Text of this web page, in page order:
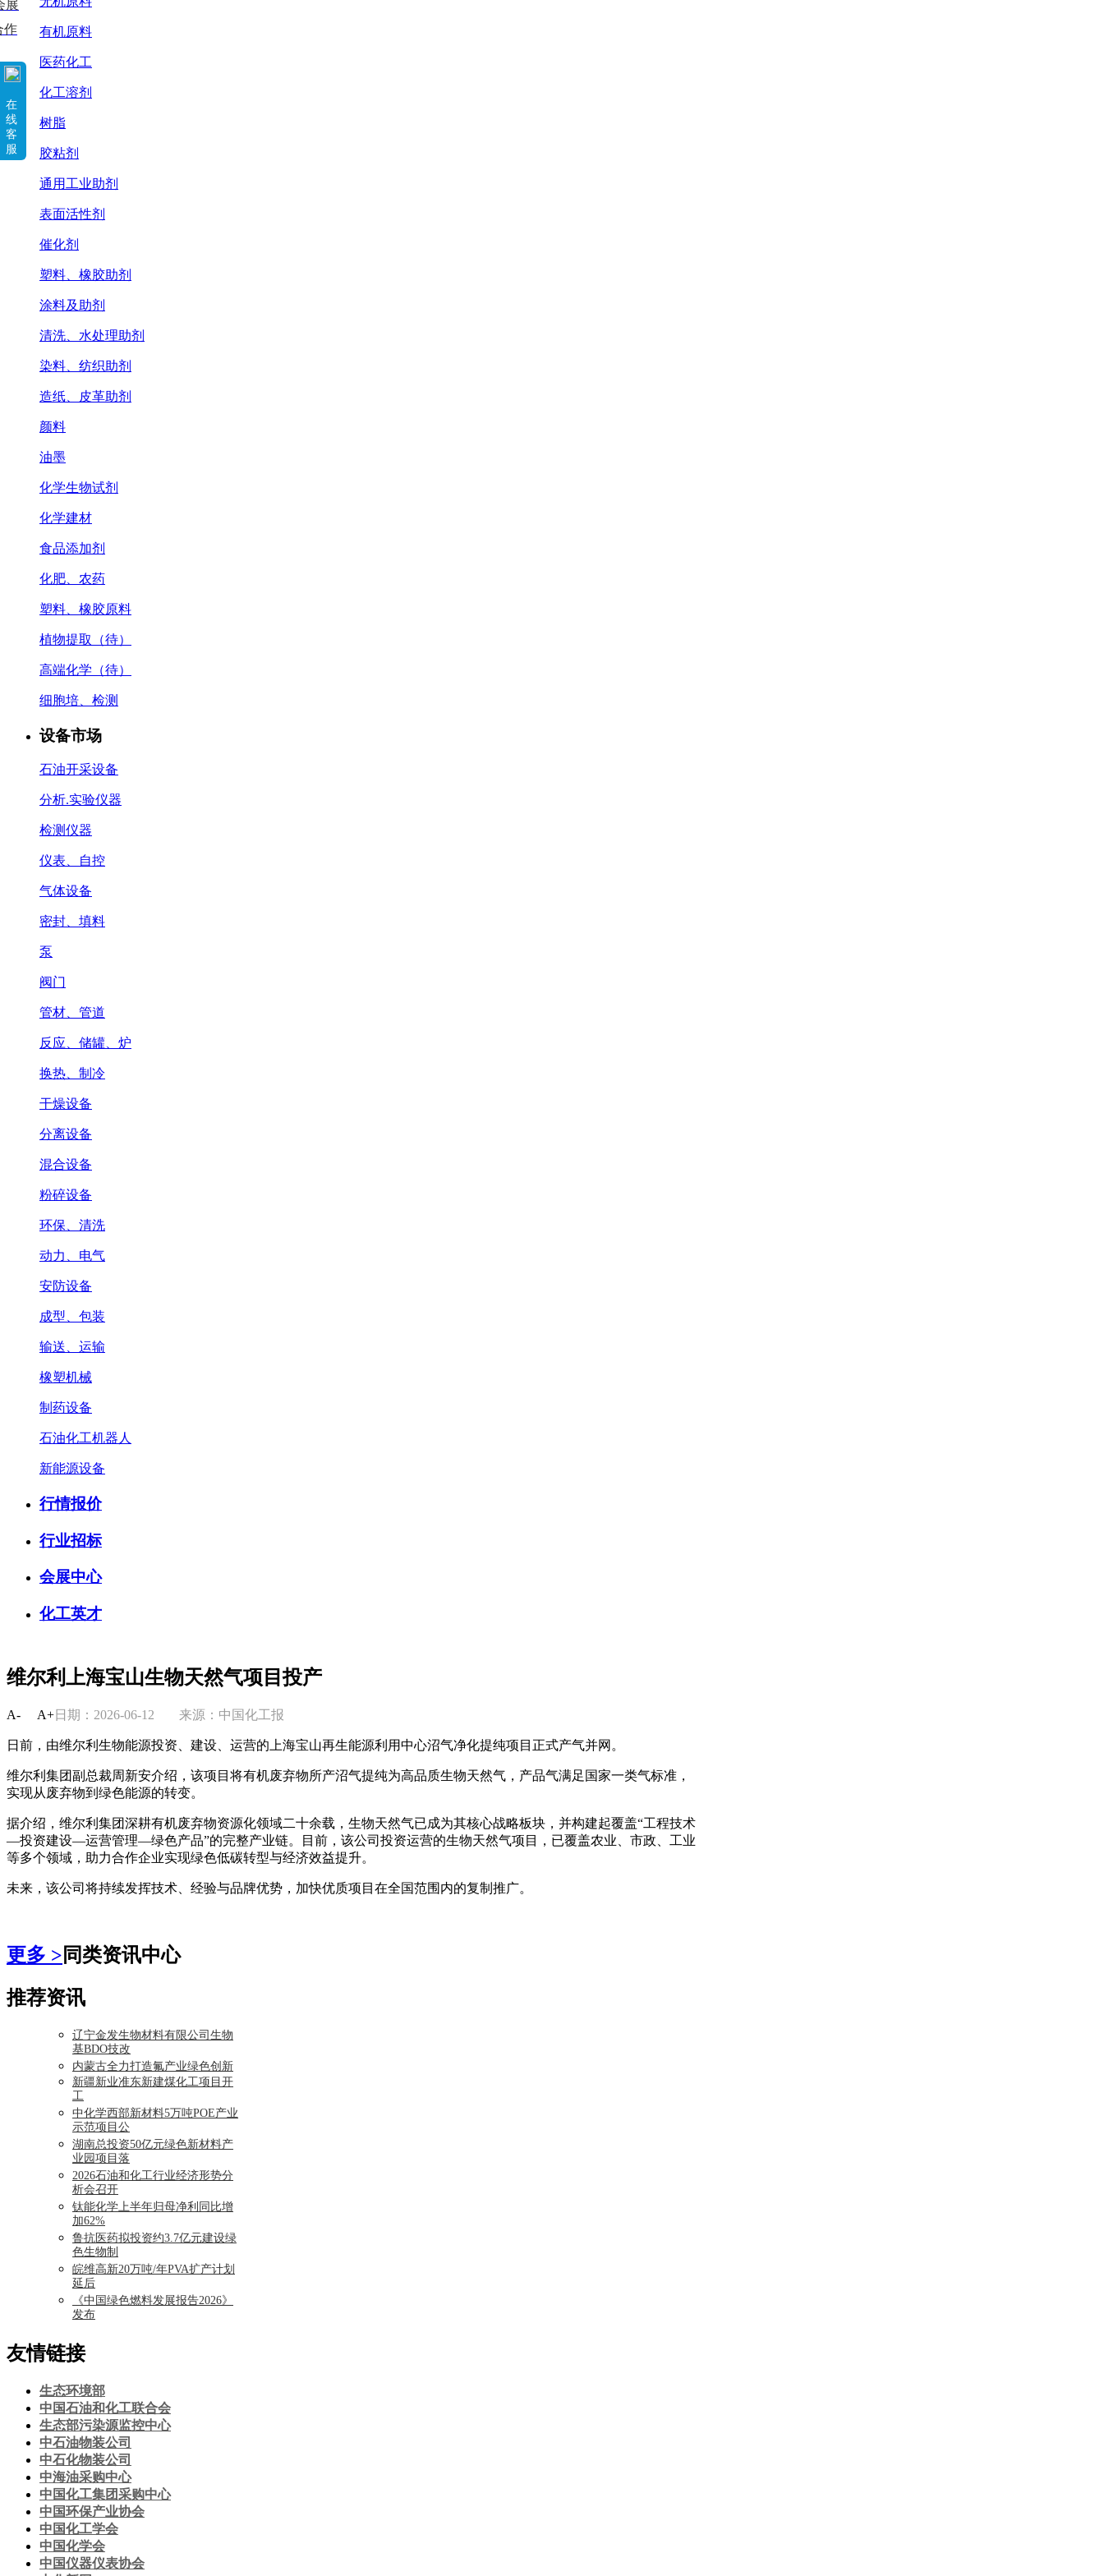
有机原料
医药化工
化工溶剂
树脂
胶粘剂
通用工业助剂
表面活性剂
催化剂
塑料、橡胶助剂
涂料及助剂
清洗、水处理助剂
染料、纺织助剂
造纸、皮革助剂
颜料
油墨
化学生物试剂
化学建材
食品添加剂
化肥、农药
塑料、橡胶原料
植物提取（待）
高端化学（待）
细胞培、检测
设备市场
石油开采设备
分析.实验仪器
检测仪器
仪表、自控
气体设备
密封、填料
泵
阀门
管材、管道
反应、储罐、炉
换热、制冷
干燥设备
分离设备
混合设备
粉碎设备
环保、清洗
动力、电气
安防设备
成型、包装
输送、运输
橡塑机械
制药设备
石油化工机器人
新能源设备
行情报价
行业招标
会展中心
化工英才
展
作
在
线
客
服
维尔利上海宝山生物天然气项目投产
A- A+日期：2026-06-12 来源：中国化工报
日前，由维尔利生物能源投资、建设、运营的上海宝山再生能源利用中心沼气净化提纯项目正式产气并网。
维尔利集团副总裁周新安介绍，该项目将有机废弃物所产沼气提纯为高品质生物天然气，产品气满足国家一类气标准，
实现从废弃物到绿色能源的转变。
据介绍，维尔利集团深耕有机废弃物资源化领域二十余载，生物天然气已成为其核心战略板块，并构建起覆盖“工程技术
—投资建设—运营管理—绿色产品”的完整产业链。目前，该公司投资运营的生物天然气项目，已覆盖农业、市政、工业
等多个领域，助力合作企业实现绿色低碳转型与经济效益提升。
未来，该公司将持续发挥技术、经验与品牌优势，加快优质项目在全国范围内的复制推广。
更多 >同类资讯中心
推荐资讯
辽宁金发生物材料有限公司生物
基BDO技改
内蒙古全力打造氟产业绿色创新
新疆新业准东新建煤化工项目开
工
中化学西部新材料5万吨POE产业
示范项目公
湖南总投资50亿元绿色新材料产
业园项目落
2026石油和化工行业经济形势分
析会召开
钛能化学上半年归母净利同比增
加62%
鲁抗医药拟投资约3.7亿元建设绿
色生物制
皖维高新20万吨/年PVA扩产计划
延后
《中国绿色燃料发展报告2026》
发布
友情链接
生态环境部
中国石油和化工联合会
生态部污染源监控中心
中石油物装公司
中石化物装公司
中海油采购中心
中国化工集团采购中心
中国环保产业协会
中国化工学会
中国化学会
中国仪器仪表协会